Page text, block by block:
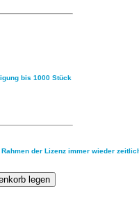
bis 1000 Stück
der Lizenz immer wieder